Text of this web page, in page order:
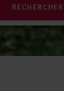
RECHERCHER